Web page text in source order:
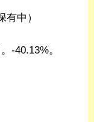
中）
-40.13%。